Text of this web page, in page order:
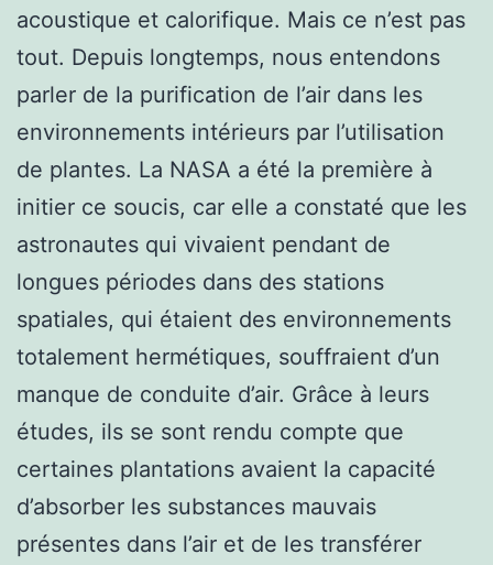
acoustique et calorifique. Mais ce n’est pas
tout. Depuis longtemps, nous entendons
parler de la purification de l’air dans les
environnements intérieurs par l’utilisation
de plantes. La NASA a été la première à
initier ce soucis, car elle a constaté que les
astronautes qui vivaient pendant de
longues périodes dans des stations
spatiales, qui étaient des environnements
totalement hermétiques, souffraient d’un
manque de conduite d’air. Grâce à leurs
études, ils se sont rendu compte que
certaines plantations avaient la capacité
d’absorber les substances mauvais
présentes dans l’air et de les transférer